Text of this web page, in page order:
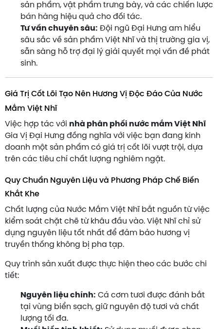
sản phẩm, vật phẩm trưng bày, và các chiến lược
bán hàng hiệu quả cho đối tác.
Tư vấn chuyên sâu: Đội ngũ Đại Hưng am hiểu
sâu sắc về sản phẩm Việt Nhĩ và thị trường gia vị,
sẵn sàng hỗ trợ đại lý giải quyết mọi vấn đề phát
sinh.
Giá Trị Cốt Lõi Tạo Nên Hương Vị Độc Đáo Của Nước
Mắm Việt Nhĩ
Việc hợp tác với nhà phân phối nước mắm Việt Nhĩ
Gia Vị Đại Hưng đồng nghĩa với việc bạn đang kinh
doanh một sản phẩm có giá trị cốt lõi vượt trội, dựa
trên các tiêu chí chất lượng nghiêm ngặt.
Quy Chuẩn Nguyên Liệu và Phương Pháp Chế Biến
Khắt Khe
Chất lượng của Nước Mắm Việt Nhĩ bắt nguồn từ việc
kiểm soát chặt chẽ từ khâu đầu vào. Việt Nhĩ chỉ sử
dụng nguyên liệu tốt nhất để đảm bảo hương vị
truyền thống không bị pha tạp.
Quy trình sản xuất được thực hiện theo các bước chi
tiết:
Nguyên liệu chính: Cá cơm tươi được đánh bắt
tại vùng biển sạch, giữ nguyên độ tươi và chất
lượng tối đa.